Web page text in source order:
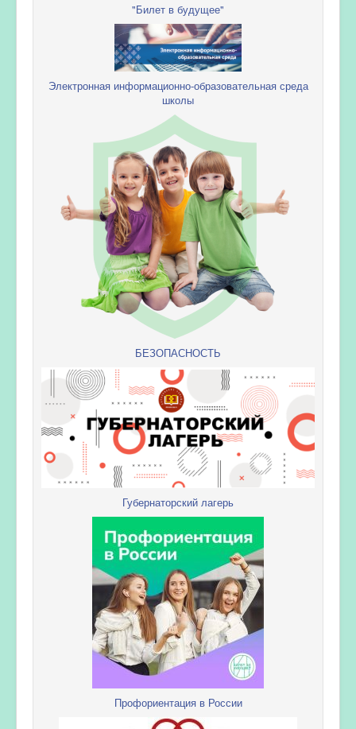
"Билет в будущее"
Электронная информационно-образовательная среда
школы
БЕЗОПАСНОСТЬ
Губернаторский лагерь
Профориентация в России